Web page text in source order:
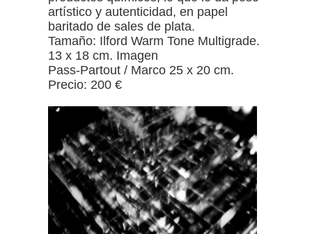
artístico y autenticidad, en papel
baritado de sales de plata.
Tamaño: Ilford Warm Tone Multigrade.
13 x 18 cm. Imagen
Pass-Partout / Marco 25 x 20 cm.
Precio: 200 €